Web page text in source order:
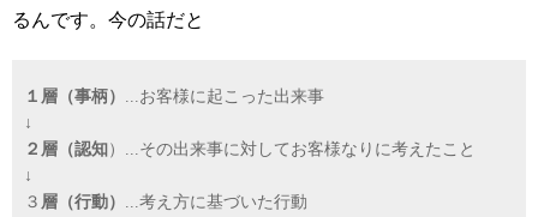
るんです。今の話だと
１層（事柄） ...お客様に起こった出来事
↓
２層（認知 ）...その出来事に対してお客様なりに考えたこと
↓
３ 層（行動） ...考え方に基づいた行動